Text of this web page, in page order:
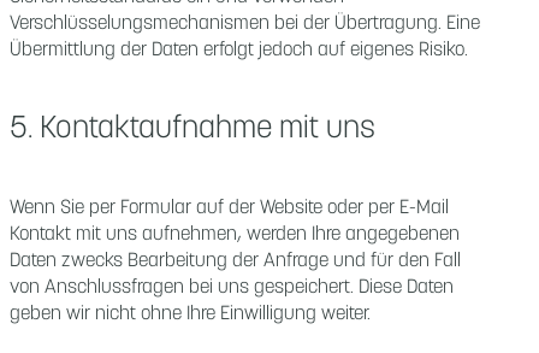
Verschlüsselungsmechanismen bei der Übertragung. Eine
Übermittlung der Daten erfolgt jedoch auf eigenes Risiko.
5. Kontaktaufnahme mit uns
Wenn Sie per Formular auf der Website oder per E-Mail
Kontakt mit uns aufnehmen, werden Ihre angegebenen
Daten zwecks Bearbeitung der Anfrage und für den Fall
von Anschlussfragen bei uns gespeichert. Diese Daten
geben wir nicht ohne Ihre Einwilligung weiter.